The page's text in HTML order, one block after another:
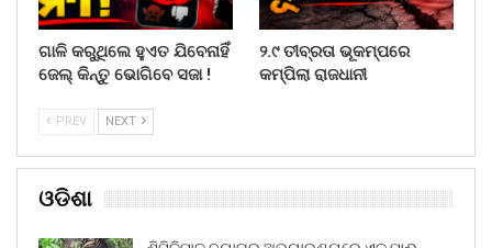
ଗାଳି କରୁଥିଲେ ହୁଏତ ଯିବେନାହିଁ
ଜେଲ୍ କିନ୍ତୁ ଭୋଗିବେ ସଜା !
୨.୯ ତୀବ୍ରତା ଭୂକମ୍ପରେ
କମ୍ପିଲା ରାଜଧାନୀ
PREV NEXT
ଓଡିଶା